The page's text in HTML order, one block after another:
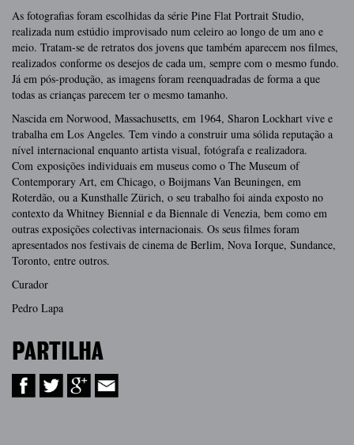
As fotografias foram escolhidas da série Pine Flat Portrait Studio,
realizada num estúdio improvisado num celeiro ao longo de um ano e
meio. Tratam-se de retratos dos jovens que também aparecem nos filmes,
realizados conforme os desejos de cada um, sempre com o mesmo fundo.
Já em pós-produção, as imagens foram reenquadradas de forma a que
todas as crianças parecem ter o mesmo tamanho.
Nascida em Norwood, Massachusetts, em 1964, Sharon Lockhart vive e
trabalha em Los Angeles. Tem vindo a construir uma sólida reputação a
nível internacional enquanto artista visual, fotógrafa e realizadora.
Com exposições individuais em museus como o The Museum of
Contemporary Art, em Chicago, o Boijmans Van Beuningen, em
Roterdão, ou a Kunsthalle Zürich, o seu trabalho foi ainda exposto no
contexto da Whitney Biennial e da Biennale di Venezia, bem como em
outras exposições colectivas internacionais. Os seus filmes foram
apresentados nos festivais de cinema de Berlim, Nova Iorque, Sundance,
Toronto, entre outros.
Curador
Pedro Lapa
PARTILHA